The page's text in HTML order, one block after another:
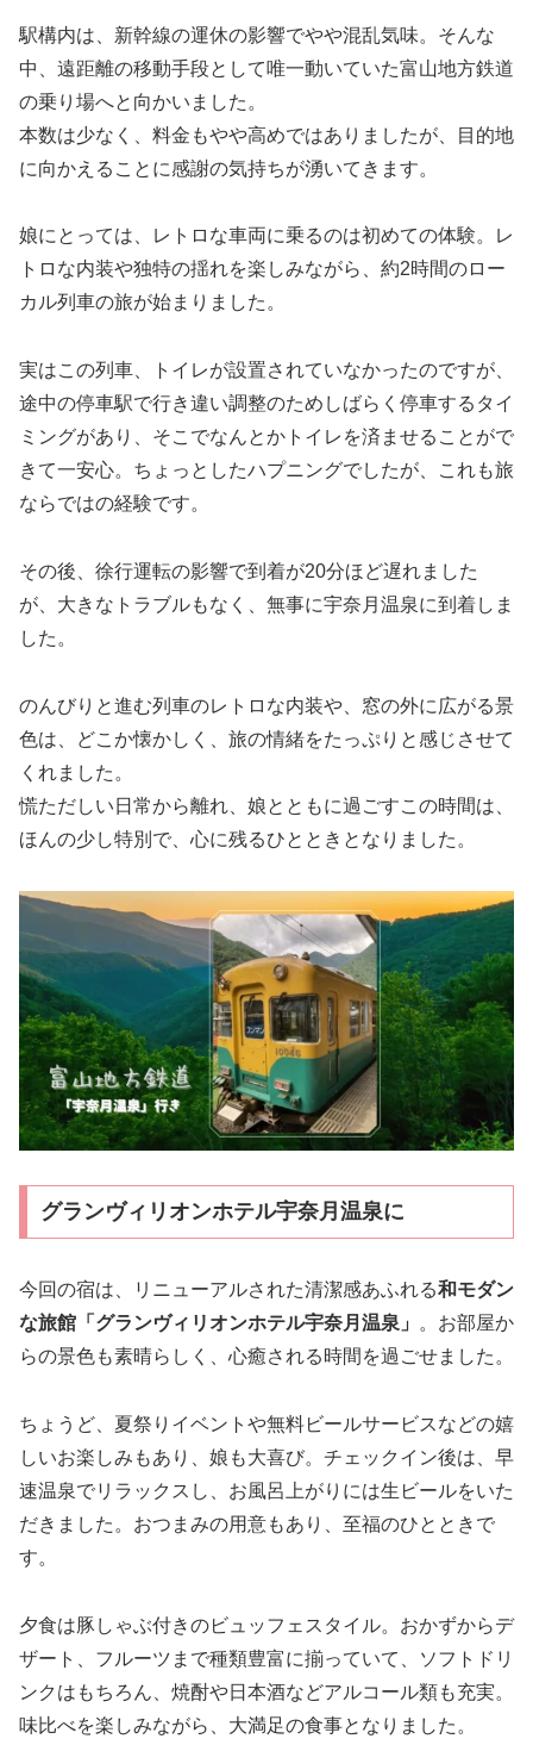
駅構内は、新幹線の運休の影響でやや混乱気味。そんな
中、遠距離の移動手段として唯一動いていた富山地方鉄道
の乗り場へと向かいました。
本数は少なく、料金もやや高めではありましたが、目的地
に向かえることに感謝の気持ちが湧いてきます。
娘にとっては、レトロな車両に乗るのは初めての体験。レ
トロな内装や独特の揺れを楽しみながら、約2時間のロー
カル列車の旅が始まりました。
実はこの列車、トイレが設置されていなかったのですが、
途中の停車駅で行き違い調整のためしばらく停車するタイ
ミングがあり、そこでなんとかトイレを済ませることがで
きて一安心。ちょっとしたハプニングでしたが、これも旅
ならではの経験です。
その後、徐行運転の影響で到着が20分ほど遅れました
が、大きなトラブルもなく、無事に宇奈月温泉に到着しま
した。
のんびりと進む列車のレトロな内装や、窓の外に広がる景
色は、どこか懐かしく、旅の情緒をたっぷりと感じさせて
くれました。
慌ただしい日常から離れ、娘とともに過ごすこの時間は、
ほんの少し特別で、心に残るひとときとなりました。
グランヴィリオンホテル宇奈月温泉に
今回の宿は、リニューアルされた清潔感あふれる和モダン
な旅館「グランヴィリオンホテル宇奈月温泉」 。お部屋か
らの景色も素晴らしく、心癒される時間を過ごせました。
ちょうど、夏祭りイベントや無料ビールサービスなどの嬉
しいお楽しみもあり、娘も大喜び。チェックイン後は、早
速温泉でリラックスし、お風呂上がりには生ビールをいた
だきました。おつまみの用意もあり、至福のひとときで
す。
夕食は豚しゃぶ付きのビュッフェスタイル。おかずからデ
ザート、フルーツまで種類豊富に揃っていて、ソフトドリ
ンクはもちろん、焼酎や日本酒などアルコール類も充実。
味比べを楽しみながら、大満足の食事となりました。